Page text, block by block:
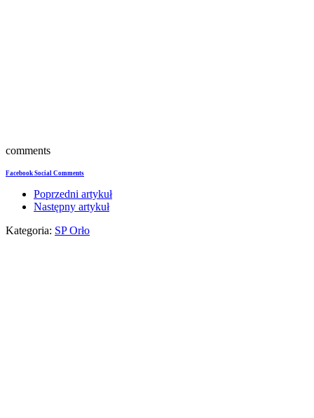
comments
Facebook Social Comments
Poprzedni artykuł
Następny artykuł
Kategoria: SP Orło